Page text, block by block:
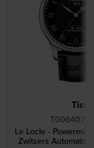
Le Locle -
Zwitsers